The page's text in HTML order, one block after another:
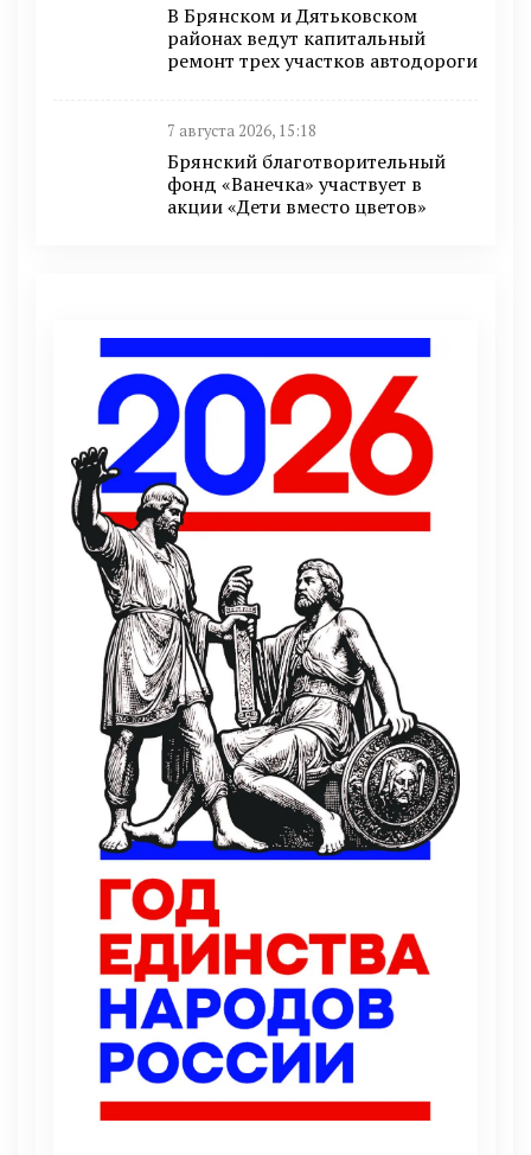
В Брянском и Дятьковском
районах ведут капитальный
ремонт трех участков автодороги
7 августа 2026, 15:18
Брянский благотворительный
фонд «Ванечка» участвует в
акции «Дети вместо цветов»